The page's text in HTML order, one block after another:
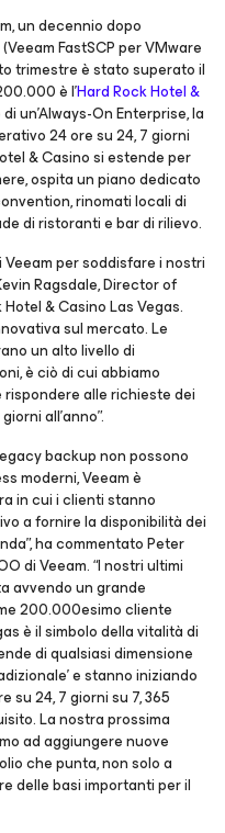
un decennio dopo
FastSCP per VMware
trimestre è stato superato il
è l’Hard Rock Hotel &
un’Always-On Enterprise, la
24 ore su 24, 7 giorni
& Casino si estende per
ospita un piano dedicato
rinomati locali di
di ristoranti e bar di rilievo.
per soddisfare i nostri
Ragsdale, Director of
& Casino Las Vegas.
sul mercato. Le
un alto livello di
è ciò di cui abbiamo
alle richieste dei
all’anno”.
backup non possono
moderni, Veeam è
in cui i clienti stanno
a fornire la disponibilità dei
ha commentato Peter
di Veeam. “I nostri ultimi
avvendo un grande
200.000esimo cliente
è il simbolo della vitalità di
di qualsiasi dimensione
e stanno iniziando
su 24, 7 giorni su 7, 365
La nostra prossima
ad aggiungere nuove
che punta, non solo a
delle basi importanti per il